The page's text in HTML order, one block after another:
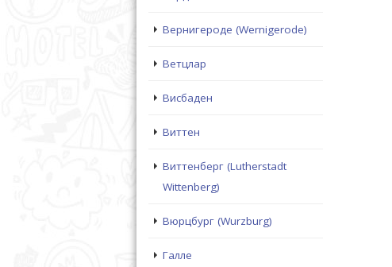
Вернигероде (Wernigerode)
Ветцлар
Висбаден
Виттен
Виттенберг (Lutherstadt
Wittenberg)
Вюрцбург (Wurzburg)
Галле